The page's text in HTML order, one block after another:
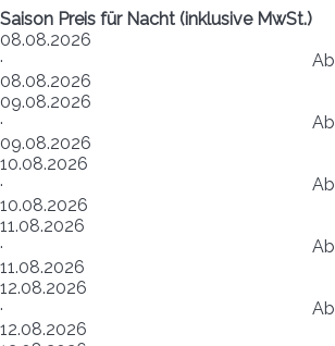
Saison Preis für Nacht (inklusive MwSt.)
08.08.2026
·
08.08.2026
Ab
09.08.2026
·
09.08.2026
Ab
10.08.2026
·
10.08.2026
Ab
11.08.2026
·
11.08.2026
Ab
12.08.2026
·
12.08.2026
Ab